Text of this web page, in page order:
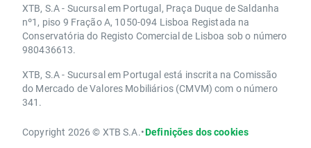
XTB, S.A - Sucursal em Portugal, Praça Duque de Saldanha
nº1, piso 9 Fração A, 1050-094 Lisboa Registada na
Conservatória do Registo Comercial de Lisboa sob o número
980436613.
XTB, S.A - Sucursal em Portugal está inscrita na Comissão
do Mercado de Valores Mobiliários (CMVM) com o número
341.
Copyright 2026 © XTB S.A.•Definições dos cookies